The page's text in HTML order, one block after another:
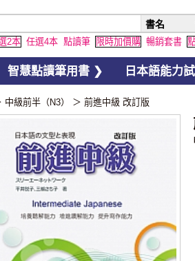
2本 任選4本 點讀筆 限時加價購 暢銷套書
智慧點讀筆用書 ❯ 日本語能力
中級前半（N3） ＞ 前進中級 改訂版